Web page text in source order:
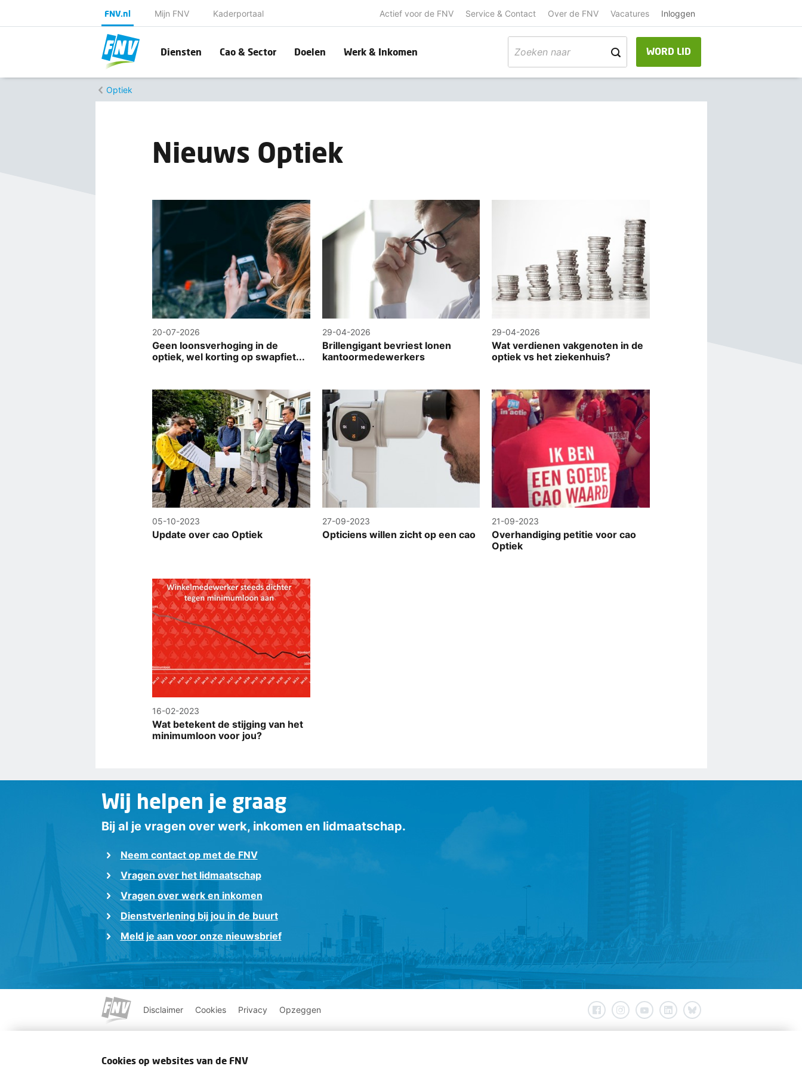
FNV.nl Mijn FNV Kaderportaal Actief voor de FNV Service & Contact Over de FNV Vacatures Inloggen
Diensten Cao & Sector Doelen Werk & Inkomen WORD LID
Optiek
Nieuws Optiek
20-07-2026
Geen loonsverhoging in de
optiek, wel korting op swapfiet...
29-04-2026
Brillengigant bevriest lonen
kantoormedewerkers
29-04-2026
Wat verdienen vakgenoten in de
optiek vs het ziekenhuis?
05-10-2023
Update over cao Optiek
27-09-2023
Opticiens willen zicht op een cao
21-09-2023
Overhandiging petitie voor cao
Optiek
16-02-2023
Wat betekent de stijging van het
minimumloon voor jou?
Wij helpen je graag
Bij al je vragen over werk, inkomen en lidmaatschap.
Neem contact op met de FNV
Vragen over het lidmaatschap
Vragen over werk en inkomen
Dienstverlening bij jou in de buurt
Meld je aan voor onze nieuwsbrief
Disclaimer Cookies Privacy Opzeggen
Cookies op websites van de FNV